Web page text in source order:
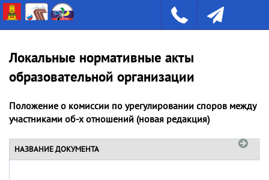
Локальные нормативные акты
образовательной организации
Положение о комиссии по урегулировании споров между
участниками об-х отношений (новая редакция)
НАЗВАНИЕ ДОКУМЕНТА